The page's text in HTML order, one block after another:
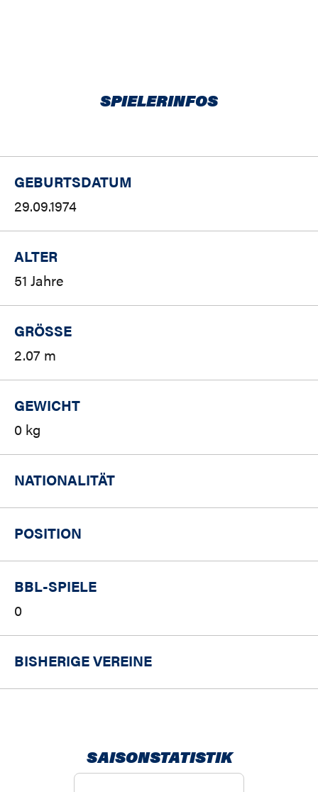
SPIELERINFOS
GEBURTSDATUM
29.09.1974
ALTER
51 Jahre
GRÖSSE
2.07 m
GEWICHT
0 kg
NATIONALITÄT
POSITION
BBL-SPIELE
0
BISHERIGE VEREINE
SAISONSTATISTIK